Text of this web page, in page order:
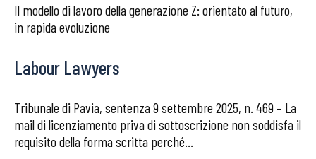
Il modello di lavoro della generazione Z: orientato al futuro,
in rapida evoluzione
Labour Lawyers
Tribunale di Pavia, sentenza 9 settembre 2025, n. 469 – La
mail di licenziamento priva di sottoscrizione non soddisfa il
requisito della forma scritta perché...